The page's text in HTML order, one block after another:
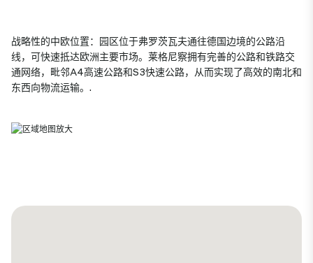
战略性的中欧位置：园区位于弗罗茨瓦夫通往德国边境的公路沿
线，可快速抵达欧洲主要市场。莱格尼察拥有完善的公路和铁路交
通网络，毗邻A4高速公路和S3快速公路，从而实现了高效的南北和
东西向物流运输。.